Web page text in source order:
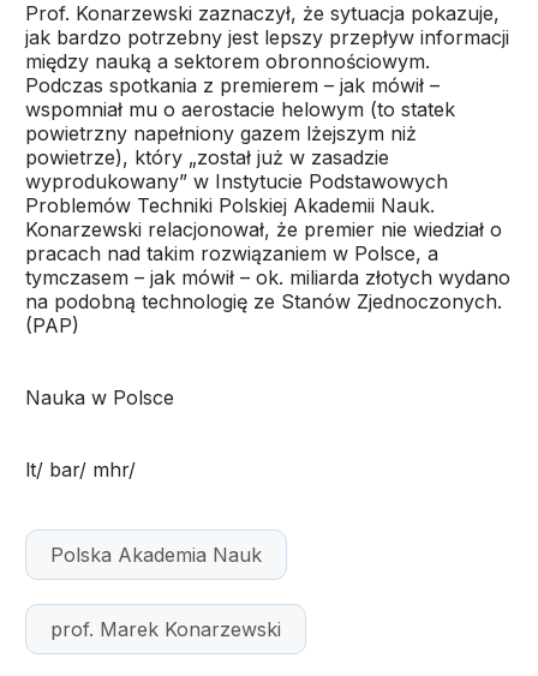
Prof. Konarzewski zaznaczył, że sytuacja pokazuje,
jak bardzo potrzebny jest lepszy przepływ informacji
między nauką a sektorem obronnościowym.
Podczas spotkania z premierem – jak mówił –
wspomniał mu o aerostacie helowym (to statek
powietrzny napełniony gazem lżejszym niż
powietrze), który „został już w zasadzie
wyprodukowany” w Instytucie Podstawowych
Problemów Techniki Polskiej Akademii Nauk.
Konarzewski relacjonował, że premier nie wiedział o
pracach nad takim rozwiązaniem w Polsce, a
tymczasem – jak mówił – ok. miliarda złotych wydano
na podobną technologię ze Stanów Zjednoczonych.
(PAP)
Nauka w Polsce
lt/ bar/ mhr/
Polska Akademia Nauk
prof. Marek Konarzewski